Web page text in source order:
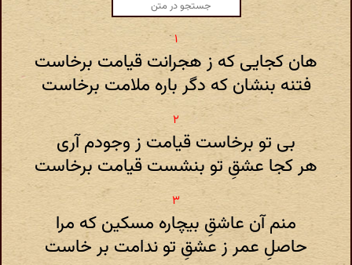
هان کجایی که ز هجرانت قیامت برخاست
فتنه بنشان که دگر باره ملامت برخاست
بی تو برخاست قیامت ز وجودم آری
هر کجا عشقِ تو بنشست قیامت برخاست
منم آن عاشقِ بیچاره مسکین که مرا
حاصلِ عمر ز عشقِ تو ندامت بر خاست